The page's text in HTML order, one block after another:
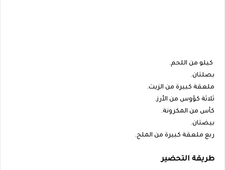
كيلو من اللحم.
بصلتان.
ملعقة كبيرة من الزيت.
ثلاثة كؤوس من الأرز.
كأس من المكرونة.
بيضتان.
ربع ملعقة كبيرة من الملح.
طريقة التحضير